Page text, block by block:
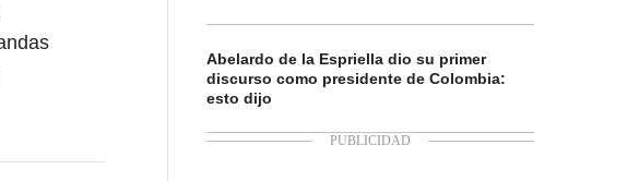
Abelardo de la Espriella dio su primer
discurso como presidente de Colombia:
esto dijo